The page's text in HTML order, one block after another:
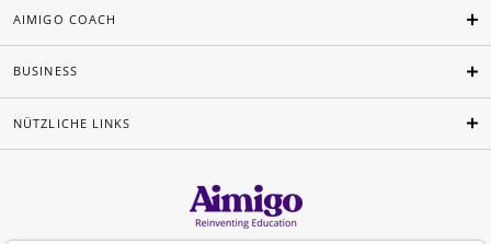
AIMIGO COACH
BUSINESS
NÜTZLICHE LINKS